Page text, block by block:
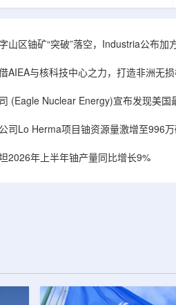
能领域的后续增长提供空间和基础
奇路120号，占地约14.1087万平方英
后，将整合目前分布在康涅狄格州
瑟尔三个地点的业务。该设施预计于
入使用，若最终设计和租户装修工...
山区铀矿“突破”落空，Industria公布加
AIEA与核科技中心之力，打造非洲无
(Eagle Nuclear Energy)宣布发现美国
司Lo Herma项目铀资源量激增至996
2026年上半年铀产量同比增长9%